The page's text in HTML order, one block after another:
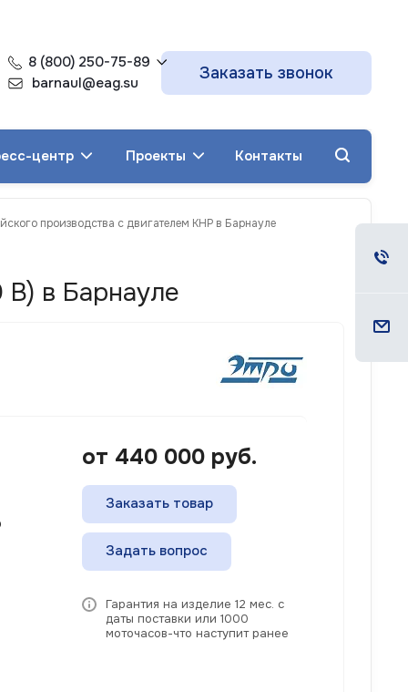
8 (800) 250-75-89
barnaul@eag.su
Заказать звонок
центр Проекты Контакты
производства с двигателем КНР в Барнауле
в Барнауле
от 440 000 руб.
Заказать товар
Задать вопрос
Гарантия на изделие 12 мес. с
даты поставки или 1000
моточасов-что наступит ранее